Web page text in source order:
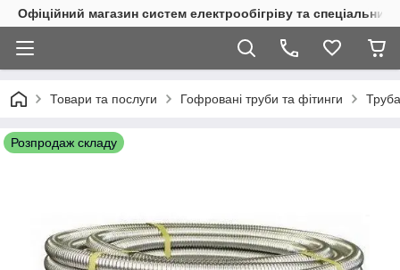
Офіційний магазин систем електрообігріву та спеціальних
Товари та послуги Гофровані труби та фітинги
Розпродаж складу